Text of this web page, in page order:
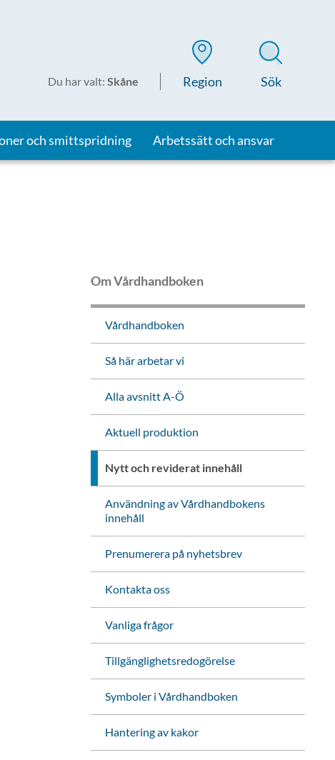
Du har valt: Skåne Region Sök
och smittspridning Arbetssätt och ansvar
Om Vårdhandboken
Vårdhandboken
Så här arbetar vi
Alla avsnitt A-Ö
Aktuell produktion
Nytt och reviderat innehåll
Användning av Vårdhandbokens
innehåll
Prenumerera på nyhetsbrev
Kontakta oss
Vanliga frågor
Tillgänglighetsredogörelse
Symboler i Vårdhandboken
Hantering av kakor